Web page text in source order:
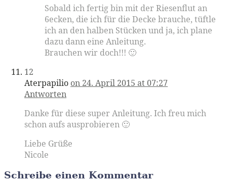
Sobald ich fertig bin mit der Riesenflut an
6ecken, die ich für die Decke brauche, tüftle
ich an den halben Stücken und ja, ich plane
dazu dann eine Anleitung.
Brauchen wir doch!!! 🙂
12
Aterpapilio on 24. April 2015 at 07:27
Antworten
Danke für diese super Anleitung. Ich freu mich
schon aufs ausprobieren 🙂
Liebe Grüße
Nicole
Schreibe einen Kommentar